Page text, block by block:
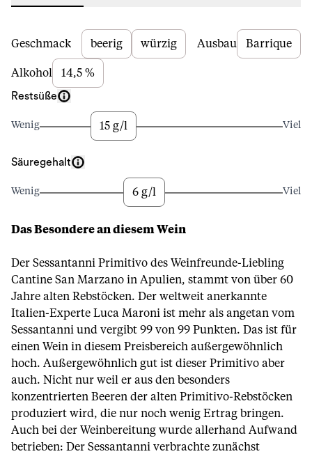
Beschreibung
Geschmack beerig würzig Ausbau Barrique
Alkohol 14,5 %
Restsüße
Wenig 15 g/l Viel
Säuregehalt
Wenig 6 g/l Viel
Das Besondere an diesem Wein
Der Sessantanni Primitivo des Weinfreunde-Liebling
Cantine San Marzano in Apulien, stammt von über 60
Jahre alten Rebstöcken. Der weltweit anerkannte
Italien-Experte Luca Maroni ist mehr als angetan vom
Sessantanni und vergibt 99 von 99 Punkten. Das ist für
einen Wein in diesem Preisbereich außergewöhnlich
hoch. Außergewöhnlich gut ist dieser Primitivo aber
auch. Nicht nur weil er aus den besonders
konzentrierten Beeren der alten Primitivo-Rebstöcken
produziert wird, die nur noch wenig Ertrag bringen.
Auch bei der Weinbereitung wurde allerhand Aufwand
betrieben: Der Sessantanni verbrachte zunächst